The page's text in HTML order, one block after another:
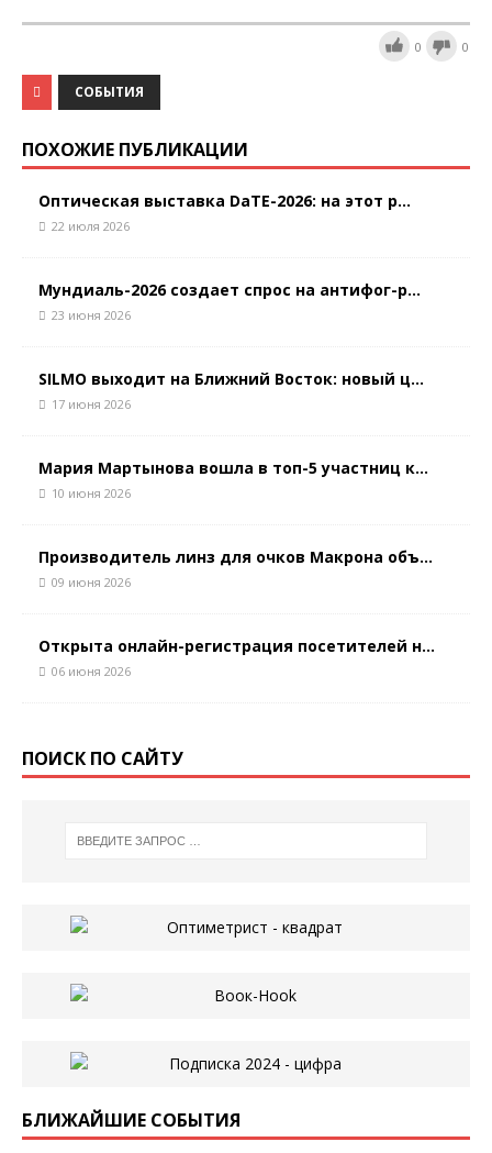
0 0
СОБЫТИЯ
ПОХОЖИЕ ПУБЛИКАЦИИ
Оптическая выставка DaTE-2026: на этот р...
22 июля 2026
Мундиаль-2026 создает спрос на антифог-р...
23 июня 2026
SILMO выходит на Ближний Восток: новый ц...
17 июня 2026
Мария Мартынова вошла в топ-5 участниц к...
10 июня 2026
Производитель линз для очков Макрона объ...
09 июня 2026
Открыта онлайн-регистрация посетителей н...
06 июня 2026
ПОИСК ПО САЙТУ
БЛИЖАЙШИЕ СОБЫТИЯ